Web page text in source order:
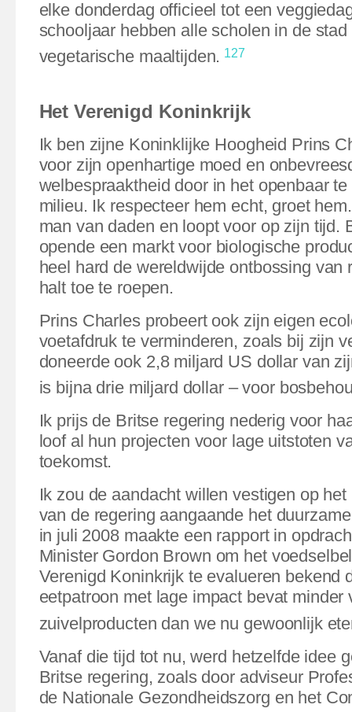
elke donderdag officieel tot een
schooljaar hebben alle scholen in de
vegetarische maaltijden. 127
Het Verenigd Koninkrijk
Ik ben zijne Koninklijke Hoogheid Prins
voor zijn openhartige moed en
welbespraaktheid door in het openbaar
milieu. Ik respecteer hem echt, groet
man van daden en loopt voor op zijn tijd.
opende een markt voor biologische
heel hard de wereldwijde ontbossing van
halt toe te roepen.
Prins Charles probeert ook zijn eigen
voetafdruk te verminderen, zoals bij zijn
doneerde ook 2,8 miljard US dollar van
is bijna drie miljard dollar – voor
Ik prijs de Britse regering nederig voor
loof al hun projecten voor lage uitstoten
toekomst.
Ik zou de aandacht willen vestigen op
van de regering aangaande het
in juli 2008 maakte een rapport in
Minister Gordon Brown om het
Verenigd Koninkrijk te evalueren bekend
eetpatroon met lage impact bevat minder
zuivelproducten dan we nu gewoonlijk
Vanaf die tijd tot nu, werd hetzelfde idee
Britse regering, zoals door adviseur
de Nationale Gezondheidszorg en het